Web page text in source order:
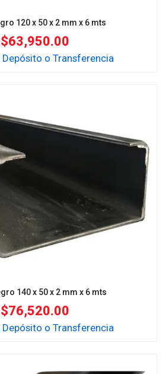
120 x 50 x 2 mm x 6 mts
$63,950.00
o Transferencia
140 x 50 x 2 mm x 6 mts
$76,520.00
o Transferencia